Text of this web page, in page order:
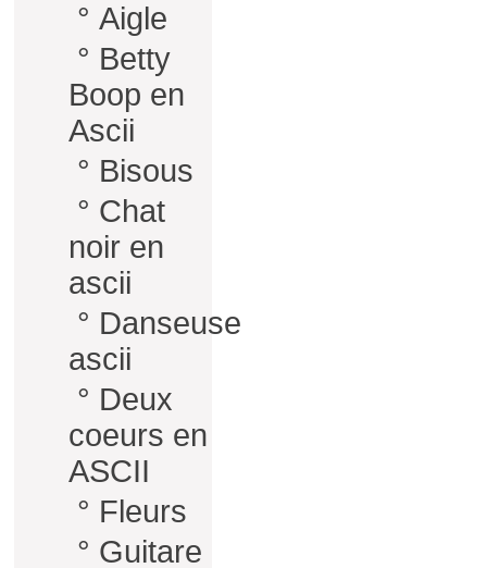
° Aigle
° Betty
Boop en
Ascii
° Bisous
° Chat
noir en
ascii
° Danseuse
ascii
° Deux
coeurs en
ASCII
° Fleurs
° Guitare